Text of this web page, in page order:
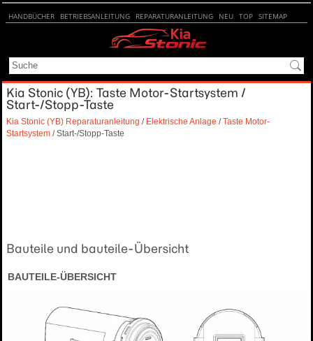
HANDBÜCHER BETRIEBSANLEITUNG REPARATURANLEITUNG NEU TOP SITEMAP
Kia Stonic (YB): Taste Motor-Startsystem /
Start-/Stopp-Taste
Kia Stonic (YB) Reparaturanleitung / Elektrische Anlage /Taste Motor-
Startsystem / Start-/Stopp-Taste
Bauteile und bauteile-Übersicht
BAUTEILE-ÜBERSICHT